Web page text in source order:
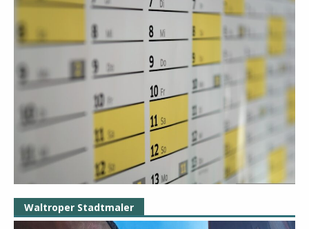
Waltroper Stadtmaler